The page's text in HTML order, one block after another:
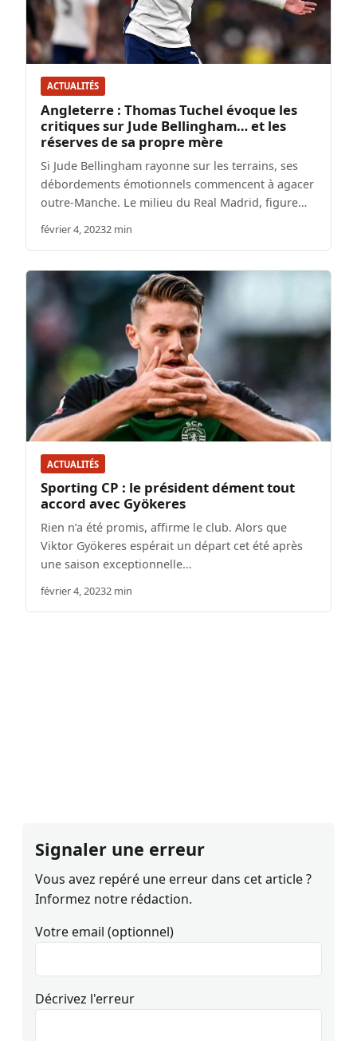
ACTUALITÉS
Angleterre : Thomas Tuchel évoque les
critiques sur Jude Bellingham… et les
réserves de sa propre mère
Si Jude Bellingham rayonne sur les terrains, ses
débordements émotionnels commencent à agacer
outre-Manche. Le milieu du Real Madrid, figure…
février 4, 20232 min
ACTUALITÉS
Sporting CP : le président dément tout
accord avec Gyökeres
Rien n’a été promis, affirme le club. Alors que
Viktor Gyökeres espérait un départ cet été après
une saison exceptionnelle…
février 4, 20232 min
Signaler une erreur
Vous avez repéré une erreur dans cet article ?
Informez notre rédaction.
Votre email (optionnel)
Décrivez l'erreur